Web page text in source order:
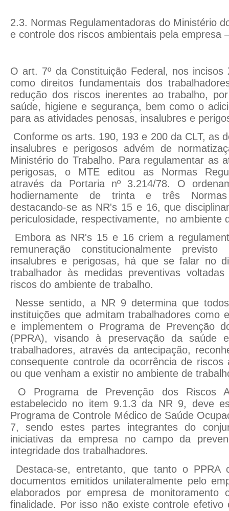
2.3. Normas Regulamentadoras do Ministério
e controle dos riscos ambientais pela empresa
O art. 7º da Constituição Federal, nos
como direitos fundamentais dos
redução dos riscos inerentes ao trabalho,
saúde, higiene e segurança, bem como o
para as atividades penosas, insalubres e
Conforme os arts. 190, 193 e 200 da CLT, as
insalubres e perigosos advém de
Ministério do Trabalho. Para regulamentar as
perigosas, o MTE editou as Normas
através da Portaria nº 3.214/78. O
hodiernamente de trinta e três Normas
destacando-se as NR's 15 e 16, que
periculosidade, respectivamente, no ambiente
Embora as NR's 15 e 16 criem a
remuneração constitucionalmente
insalubres e perigosas, há que se falar no
trabalhador às medidas preventivas
riscos do ambiente de trabalho.
Nesse sentido, a NR 9 determina que
instituições que admitam trabalhadores como
e implementem o Programa de Prevenção
(PPRA), visando à preservação da saúde
trabalhadores, através da antecipação,
consequente controle da ocorrência de riscos
ou que venham a existir no ambiente de
O Programa de Prevenção dos Riscos
estabelecido no item 9.1.3 da NR 9, deve
Programa de Controle Médico de Saúde
7, sendo estes partes integrantes do
iniciativas da empresa no campo da
integridade dos trabalhadores.
Destaca-se, entretanto, que tanto o PPRA
documentos emitidos unilateralmente pelo
elaborados por empresa de monitoramento
finalidade. Por isso não existe controle efetivo